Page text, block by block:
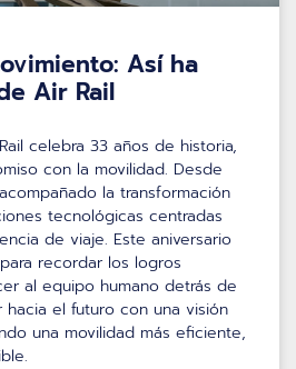
Así ha
Air Rail
celebra 33 años de historia,
con la movilidad. Desde
la transformación
tecnológicas centradas
de viaje. Este aniversario
recordar los logros
al equipo humano detrás de
hacia el futuro con una visión
una movilidad más eficiente,